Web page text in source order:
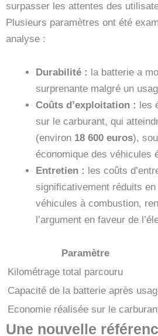
surpasser les attentes des
Plusieurs paramètres ont été
analyse :
Durabilité : la batterie a
surprenante malgré un
Coûts d’exploitation : les
sur le carburant, qui
(environ 18 600 euros),
économique des véhicules
Entretien : les coûts
significativement réduits
véhicules à combustion,
l’argument en faveur de
Paramètre
Kilométrage total parcouru
Capacité de la batterie après
Economie réalisée sur le
Une nouvelle